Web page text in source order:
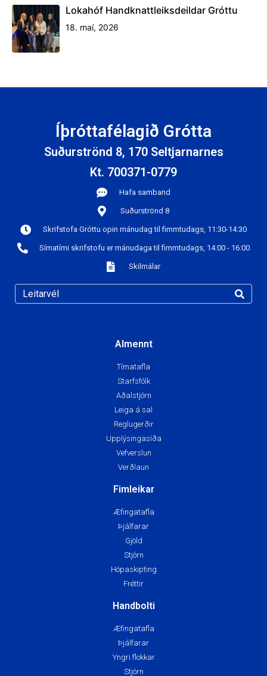
Lokahóf Handknattleiksdeildar Gróttu
18. maí, 2026
Íþróttafélagið Grótta
Suðurströnd 8, 170 Seltjarnarnes
Kt. 700371-0779
Hafa samband
Suðurströnd 8
Skrifstofa Gróttu opin mánudag til fimmtudags, 11:30-14:30
Símatími skrifstofu er mánudaga til fimmtudags, 14:00 - 16:00
Skilmálar
Almennt
Tímatafla
Starfsfólk
Aðalstjórn
Leiga á sal
Reglugerðir
Upplýsingasíða
Vefverslun
Verðlaun
Fimleikar
Æfingatafla
Þjálfarar
Gjöld
Stjórn
Hópaskipting
Fréttir
Handbolti
Æfingatafla
Þjálfarar
Yngri flokkar
Stjórn